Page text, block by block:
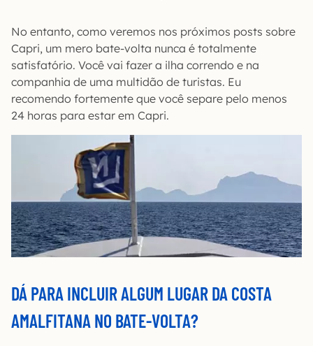
No entanto, como veremos nos próximos posts sobre
Capri, um mero bate-volta nunca é totalmente
satisfatório. Você vai fazer a ilha correndo e na
companhia de uma multidão de turistas. Eu
recomendo fortemente que você separe pelo menos
24 horas para estar em Capri.
DÁ PARA INCLUIR ALGUM LUGAR DA COSTA
AMALFITANA NO BATE-VOLTA?